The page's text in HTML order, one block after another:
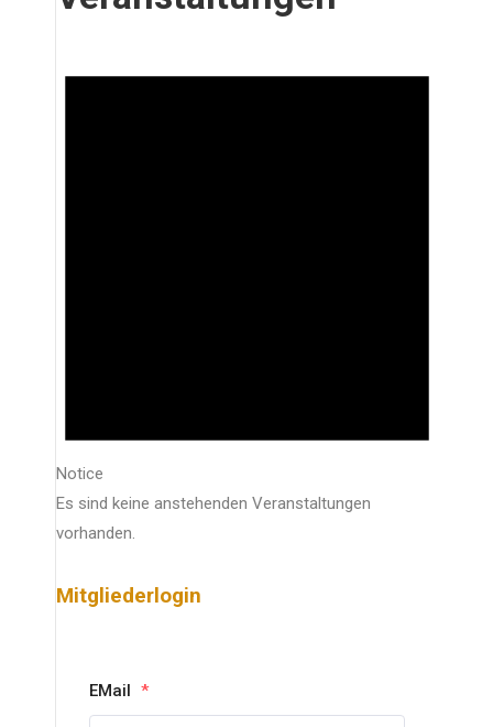
Notice
Es sind keine anstehenden Veranstaltungen
vorhanden.
Mitgliederlogin
EMail *